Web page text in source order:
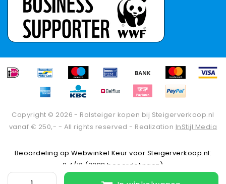
Copyright © 2026 - Rolsteiger kopen bij Steigerverkoop.nl
vanaf € 250,- - All rights reserved - Realization InStijl Media
Beoordeling op Webwinkel Keur voor Steigerverkoop.nl:
9.4/10 (3288 beoordelingen)